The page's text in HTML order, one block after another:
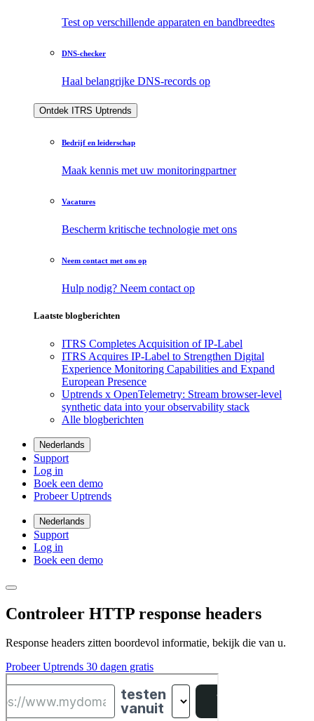
Test op verschillende apparaten en bandbreedtes
DNS-checker
Haal belangrijke DNS-records op
Ontdek ITRS Uptrends
Bedrijf en leiderschap
Maak kennis met uw monitoringpartner
Vacatures
Bescherm kritische technologie met ons
Neem contact met ons op
Hulp nodig? Neem contact op
Laatste blogberichten
ITRS Completes Acquisition of IP-Label
ITRS Acquires IP-Label to Strengthen Digital
Experience Monitoring Capabilities and Expand
European Presence
Uptrends x OpenTelemetry: Stream browser-level
synthetic data into your observability stack
Alle blogberichten
Nederlands
Support
Log in
Boek een demo
Probeer Uptrends
Nederlands
Support
Log in
Boek een demo
Controleer HTTP response headers
Response headers zitten boordevol informatie, bekijk die van u.
Probeer Uptrends 30 dagen gratis